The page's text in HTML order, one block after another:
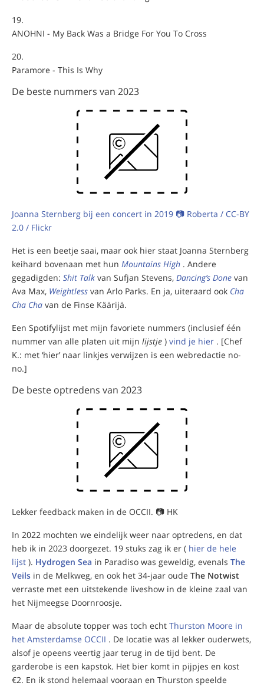
ANOHNI - My Back Was a Bridge For You To Cross
Paramore - This Is Why
De beste nummers van 2023
Joanna Sternberg bij een concert in 2019 📷 Roberta / CC-BY
2.0 / Flickr
Het is een beetje saai, maar ook hier staat Joanna Sternberg
keihard bovenaan met hun Mountains High . Andere
gegadigden: Shit Talk van Sufjan Stevens, Dancing’s Done van
Ava Max, Weightless van Arlo Parks. En ja, uiteraard ook Cha
Cha Cha van de Finse Käärijä.
Een Spotifylijst met mijn favoriete nummers (inclusief één
nummer van alle platen uit mijn lijstje ) vind je hier . [Chef
K.: met ‘hier’ naar linkjes verwijzen is een webredactie no-
no.]
De beste optredens van 2023
Lekker feedback maken in de OCCII. 📷 HK
In 2022 mochten we eindelijk weer naar optredens, en dat
heb ik in 2023 doorgezet. 19 stuks zag ik er ( hier de hele
lijst ). Hydrogen Sea in Paradiso was geweldig, evenals The
Veils in de Melkweg, en ook het 34-jaar oude The Notwist
verraste met een uitstekende liveshow in de kleine zaal van
het Nijmeegse Doornroosje.
Maar de absolute topper was toch echt Thurston Moore in
het Amsterdamse OCCII . De locatie was al lekker ouderwets,
alsof je opeens veertig jaar terug in de tijd bent. De
garderobe is een kapstok. Het bier komt in pijpjes en kost
€2. En ik stond helemaal vooraan en Thurston speelde